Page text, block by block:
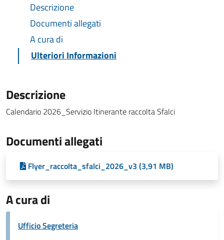
Descrizione
Documenti allegati
A cura di
Ulteriori Informazioni
Descrizione
Calendario 2026_Servizio Itinerante raccolta Sfalci
Documenti allegati
Flyer_raccolta_sfalci_2026_v3 (3,91 MB)
A cura di
Ufficio Segreteria